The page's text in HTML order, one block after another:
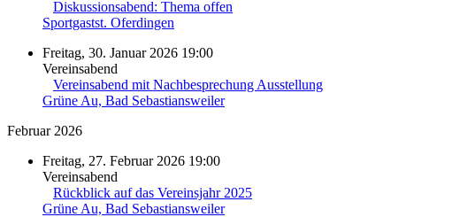
Diskussionsabend: Thema offen
Sportgastst. Oferdingen
Freitag, 30. Januar 2026 19:00
Vereinsabend
Vereinsabend mit Nachbesprechung Ausstellung
Grüne Au, Bad Sebastiansweiler
Februar 2026
Freitag, 27. Februar 2026 19:00
Vereinsabend
Rückblick auf das Vereinsjahr 2025
Grüne Au, Bad Sebastiansweiler